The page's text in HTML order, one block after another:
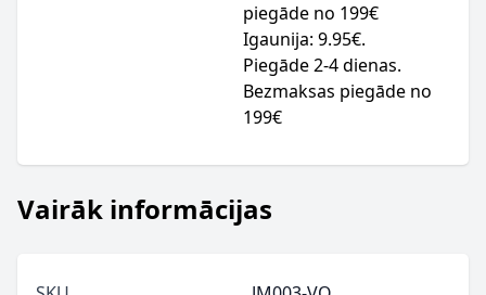
piegāde no 199€
Igaunija: 9.95€.
Piegāde 2-4 dienas.
Bezmaksas piegāde no
199€
Vairāk informācijas